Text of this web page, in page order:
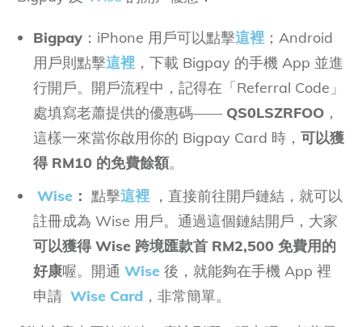
Bigpay ：iPhone 用戶可以點擊這裡 ；Android
用戶則點擊這裡 ，下載 Bigpay 的手機 App 並進
行開戶。開戶流程中，記得在「Referral Code」
處填寫老蕭提供的優惠碼—— QS0LSZRFOO ，
這樣一來當你啟用你的 Bigpay Card 時， 可以獲
得 RM10 的免費餘額。
Wise ： 點擊這裡 ，直接前往開戶鏈結，就可以
註冊成為 Wise 用戶。通過這個鏈結開戶，大家
可以獲得 Wise 跨境匯款首 RM2,500 免費用的
好康喔。開通 Wise 後，就能夠在手機 App 裡
申請 Wise Card ，非常簡單。